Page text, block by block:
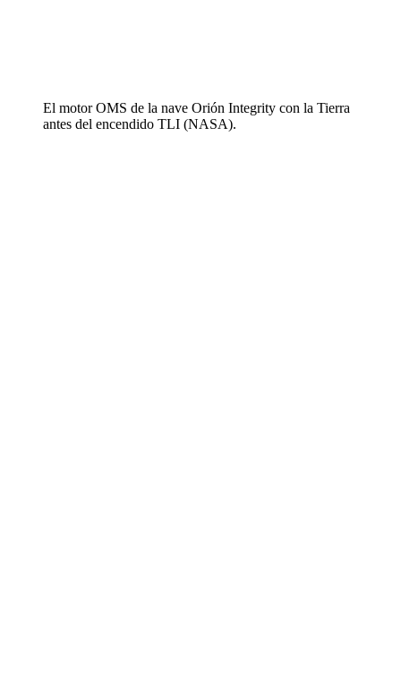
El motor OMS de la nave Orión Integrity con la Tierra
antes del encendido TLI (NASA).